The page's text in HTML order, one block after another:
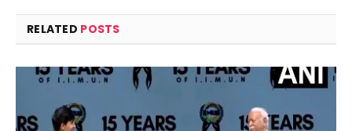
RELATED POSTS